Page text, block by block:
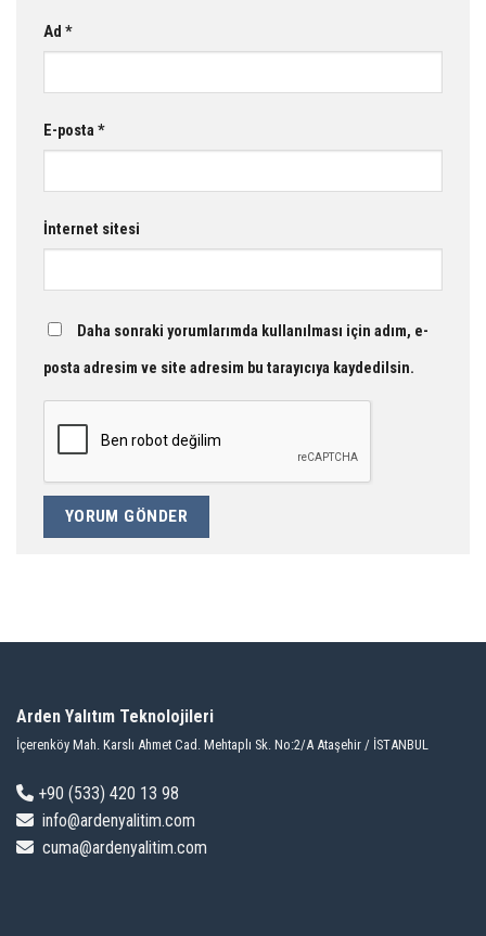
Ad *
E-posta *
İnternet sitesi
Daha sonraki yorumlarımda kullanılması için adım, e-
posta adresim ve site adresim bu tarayıcıya kaydedilsin.
Arden Yalıtım Teknolojileri
İçerenköy Mah. Karslı Ahmet Cad. Mehtaplı Sk. No:2/A Ataşehir / İSTANBUL
+90 (533) 420 13 98
info@ardenyalitim.com
cuma@ardenyalitim.com